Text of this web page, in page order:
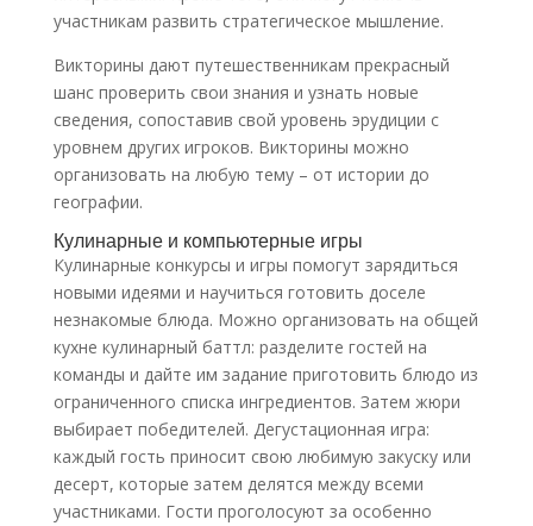
участникам развить стратегическое мышление.
Викторины дают путешественникам прекрасный
шанс проверить свои знания и узнать новые
сведения, сопоставив свой уровень эрудиции с
уровнем других игроков. Викторины можно
организовать на любую тему – от истории до
географии.
Кулинарные и компьютерные игры
Кулинарные конкурсы и игры помогут зарядиться
новыми идеями и научиться готовить доселе
незнакомые блюда. Можно организовать на общей
кухне кулинарный баттл: разделите гостей на
команды и дайте им задание приготовить блюдо из
ограниченного списка ингредиентов. Затем жюри
выбирает победителей. Дегустационная игра:
каждый гость приносит свою любимую закуску или
десерт, которые затем делятся между всеми
участниками. Гости проголосуют за особенно